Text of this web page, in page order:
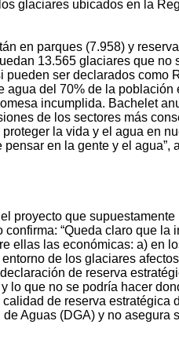
glaciares ubicados en la
en parques (7.958) y
13.565 glaciares que no
ser declarados como
agua del 70% de la población
incumplida. Bachelet
de los sectores más
la vida y el agua en
en la gente y el agua”,
proyecto que supuestamente
“Queda claro que la
ellas las económicas: a) en
de los glaciares
de reserva
lo que no se podría hacer
de reserva estratégica
Aguas (DGA) y no asegura